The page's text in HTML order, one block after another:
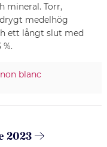
mineral. Torr,
medelhög
ett långt slut med
blanc
2023